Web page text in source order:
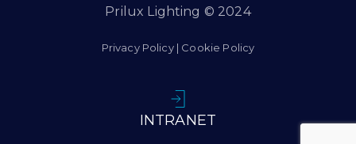
Prilux Lighting © 2024
Privacy Policy| Cookie Policy
INTRANET